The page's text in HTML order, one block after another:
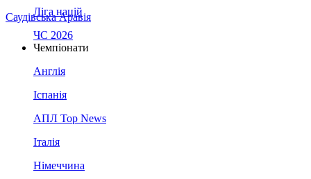
Саудівська Аравія
Ліга націй
ЧС 2026
Чемпіонати
Англія
Іспанія
АПЛ Top News
Італія
Німеччина